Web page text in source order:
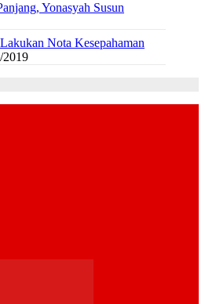
Yonasyah Susun
Nota Kesepahaman
2019